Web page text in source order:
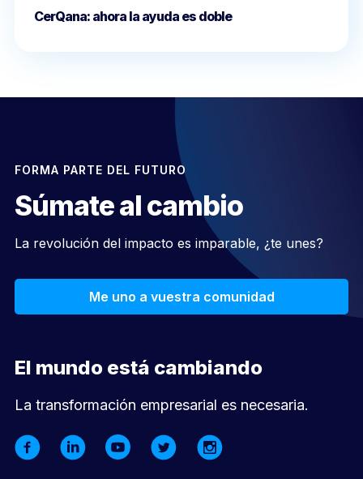
CerQana: ahora la ayuda es doble
FORMA PARTE DEL FUTURO
Súmate al cambio
La revolución del impacto es imparable, ¿te unes?
Me uno a vuestra comunidad
El mundo está cambiando
La transformación empresarial es necesaria.